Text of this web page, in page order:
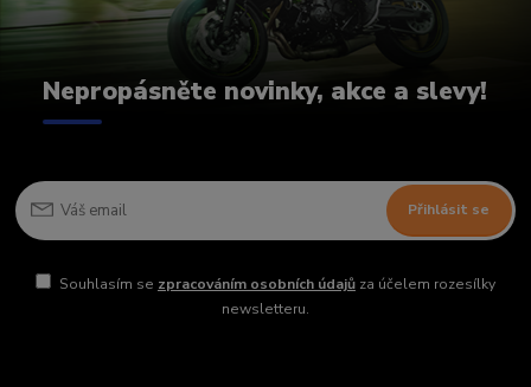
Nepropásněte novinky, akce a slevy!
Přihlásit se
Souhlasím se zpracováním osobních údajůza účelem rozesílky
newsletteru.